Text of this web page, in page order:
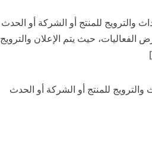
للمنتج أو الشركة أو الحدث
حيث يتم الإعلان والترويج
للمنتج أو الشركة أو الحدث